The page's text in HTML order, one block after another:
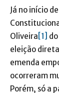
Já no início
Oliveira [1]
eleição
emenda
ocorreram
Porém, só a